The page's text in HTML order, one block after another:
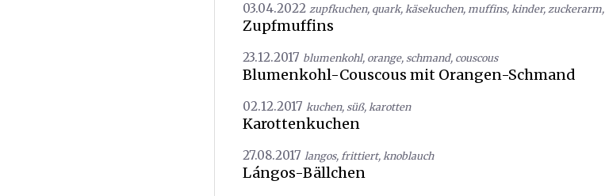
03.04.2022 zupfkuchen, quark, käsekuchen, muffins, kinder, zuckerarm,
Zupfmuffins
23.12.2017 blumenkohl, orange, schmand, couscous
Blumenkohl-Couscous mit Orangen-Schmand
02.12.2017 kuchen, süß, karotten
Karottenkuchen
27.08.2017 langos, frittiert, knoblauch
Lángos-Bällchen